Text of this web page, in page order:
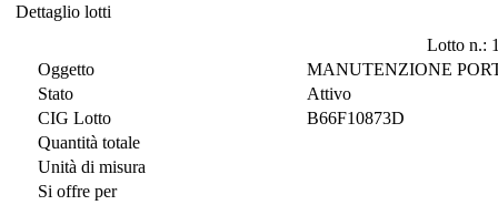
Dettaglio lotti
Lotto n.:
Oggetto
MANUTENZIONE
Stato
Attivo
CIG Lotto
B66F10873D
Quantità totale
Unità di misura
Si offre per